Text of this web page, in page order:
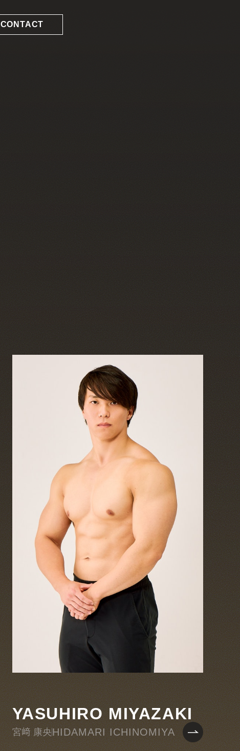
CONTACT
YASUHIRO MIYAZAKI
宮﨑 康央HIDAMARI ICHINOMIYA